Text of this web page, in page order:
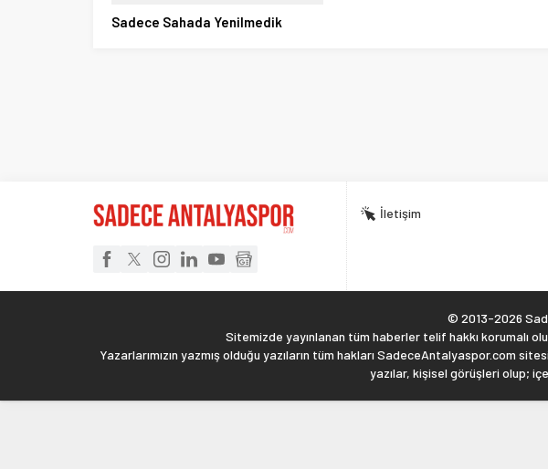
Sadece Sahada Yenilmedik
İletişim
© 2013-2026
Sitemizde yayınlanan tüm haberler telif hakkı korumalı
Yazarlarımızın yazmış olduğu yazıların tüm hakları SadeceAntalyaspor.com
yazılar, kişisel görüşleri olup;